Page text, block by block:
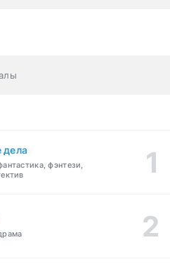
дела
фэнтези,